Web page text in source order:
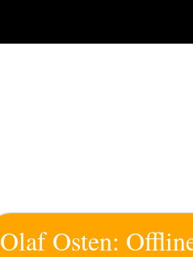
Olaf Osten: